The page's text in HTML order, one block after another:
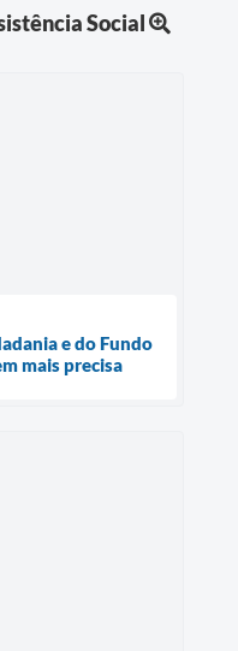
Social
e do Fundo
mais precisa